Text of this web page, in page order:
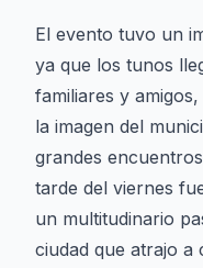
El evento tuvo un
ya que los tunos
familiares y
la imagen del
grandes
tarde del viernes
un multitudinario
ciudad que atrajo a